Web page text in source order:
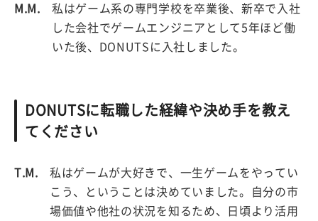
M.M.
私はゲーム系の専門学校を卒業後、新卒で入社
した会社でゲームエンジニアとして5年ほど働
いた後、DONUTSに入社しました。
DONUTSに転職した経緯や決め手を教え
てください
T.M.
私はゲームが大好きで、一生ゲームをやってい
こう、ということは決めていました。自分の市
場価値や他社の状況を知るため、日頃より活用